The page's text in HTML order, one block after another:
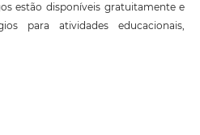
estão disponíveis gratuitamente e
para atividades educacionais,